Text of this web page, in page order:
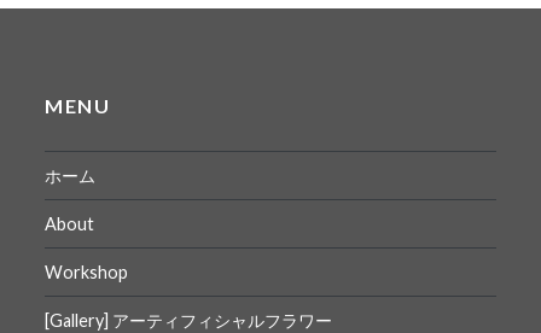
MENU
ホーム
About
Workshop
[Gallery] アーティフィシャルフラワー